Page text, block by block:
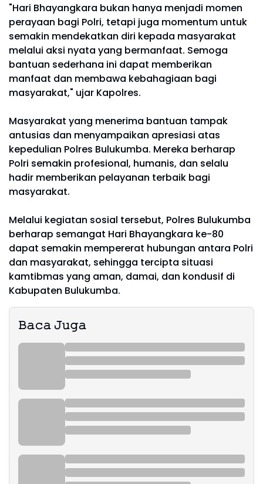
"Hari Bhayangkara bukan hanya menjadi momen
perayaan bagi Polri, tetapi juga momentum untuk
semakin mendekatkan diri kepada masyarakat
melalui aksi nyata yang bermanfaat. Semoga
bantuan sederhana ini dapat memberikan
manfaat dan membawa kebahagiaan bagi
masyarakat," ujar Kapolres.
Masyarakat yang menerima bantuan tampak
antusias dan menyampaikan apresiasi atas
kepedulian Polres Bulukumba. Mereka berharap
Polri semakin profesional, humanis, dan selalu
hadir memberikan pelayanan terbaik bagi
masyarakat.
Melalui kegiatan sosial tersebut, Polres Bulukumba
berharap semangat Hari Bhayangkara ke-80
dapat semakin mempererat hubungan antara Polri
dan masyarakat, sehingga tercipta situasi
kamtibmas yang aman, damai, dan kondusif di
Kabupaten Bulukumba.
𝙱𝚊𝚌𝚊 𝙹𝚞𝚐𝚊